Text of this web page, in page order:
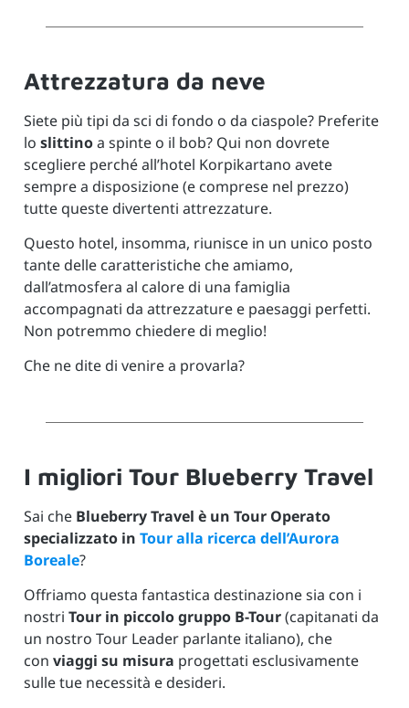
Attrezzatura da neve
Siete più tipi da sci di fondo o da ciaspole? Preferite
lo slittinoa spinte o il bob? Qui non dovrete
scegliere perché all’hotel Korpikartano avete
sempre a disposizione (e comprese nel prezzo)
tutte queste divertenti attrezzature.
Questo hotel, insomma, riunisce in un unico posto
tante delle caratteristiche che amiamo,
dall’atmosfera al calore di una famiglia
accompagnati da attrezzature e paesaggi perfetti.
Non potremmo chiedere di meglio!
Che ne dite di venire a provarla?
I migliori Tour Blueberry Travel
Sai che Blueberry Travel è un Tour Operato
specializzato in Tour alla ricerca dell’Aurora
Boreale?
Offriamo questa fantastica destinazione sia con i
nostri Tour in piccolo gruppo B-Tour(capitanati da
un nostro Tour Leader parlante italiano), che
con viaggi su misura progettati esclusivamente
sulle tue necessità e desideri.